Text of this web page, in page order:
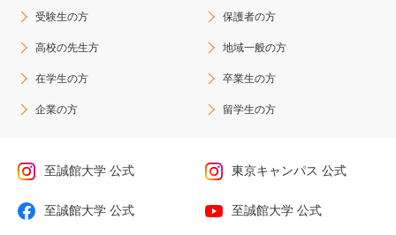
受験生の方 保護者の方
高校の先生方 地域一般の方
在学生の方 卒業生の方
企業の方 留学生の方
至誠館大学 公式 東京キャンパス 公式
至誠館大学 公式 至誠館大学 公式